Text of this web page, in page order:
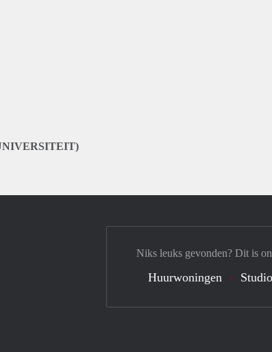
Niks leuks gevonden? Dit is
Huurwoningen